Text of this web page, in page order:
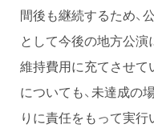
間後も継続するため、
として今後の地方公演
維持費用に充てさせて
についても、未達成の
りに責任をもって実行